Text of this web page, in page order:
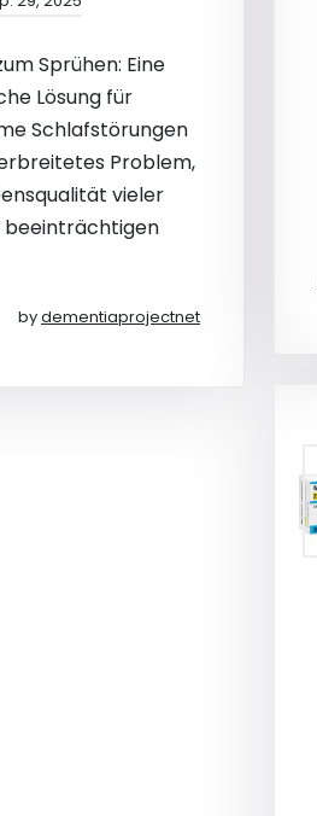
Sprühen: Eine
Lösung für
Schlafstörungen
Problem,
vieler
beeinträchtigen
bydementiaprojectnet